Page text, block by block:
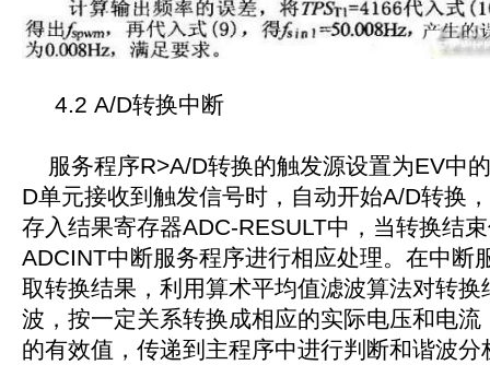
4.2 A/D转换中断
服务程序R>A/D转换的触发源设置为EV中
D单元接收到触发信号时，自动开始A/D转换
存入结果寄存器ADC-RESULT中，当转换结
ADCINT中断服务程序进行相应处理。在中断
取转换结果，利用算术平均值滤波算法对转换
波，按一定关系转换成相应的实际电压和电流
的有效值，传递到主程序中进行判断和谐波